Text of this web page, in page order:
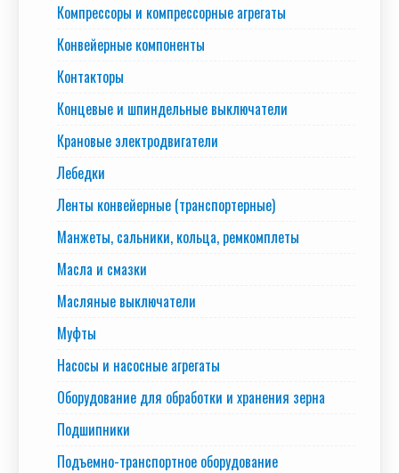
Компрессоры и компрессорные агрегаты
Конвейерные компоненты
Контакторы
Концевые и шпиндельные выключатели
Крановые электродвигатели
Лебедки
Ленты конвейерные (транспортерные)
Манжеты, сальники, кольца, ремкомплеты
Масла и смазки
Масляные выключатели
Муфты
Насосы и насосные агрегаты
Оборудование для обработки и хранения зерна
Подшипники
Подъемно-транспортное оборудование